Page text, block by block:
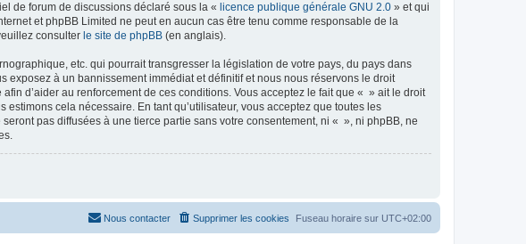
de forum de discussions déclaré sous la « licence publique générale GNU 2.0 » et qui
et phpBB Limited ne peut en aucun cas être tenu comme responsable de la
consulter le site de phpBB (en anglais).
etc. qui pourrait transgresser la législation de votre pays, du pays dans
à un bannissement immédiat et définitif et nous nous réservons le droit
d’aider au renforcement de ces conditions. Vous acceptez le fait que « » ait le droit
cela nécessaire. En tant qu’utilisateur, vous acceptez que toutes les
pas diffusées à une tierce partie sans votre consentement, ni « », ni phpBB, ne
Fuseau horaire sur UTC+02:00
Supprimer les cookies
Nous contacter